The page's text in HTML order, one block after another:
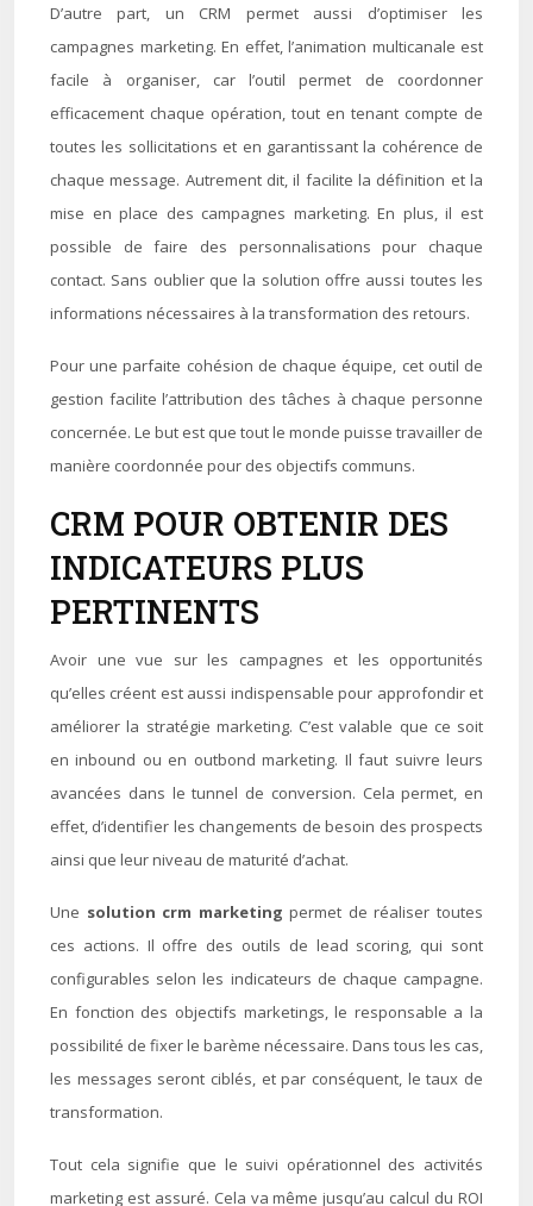
D’autre part, un CRM permet aussi d’optimiser les
campagnes marketing. En effet, l’animation multicanale est
facile à organiser, car l’outil permet de coordonner
efficacement chaque opération, tout en tenant compte de
toutes les sollicitations et en garantissant la cohérence de
chaque message. Autrement dit, il facilite la définition et la
mise en place des campagnes marketing. En plus, il est
possible de faire des personnalisations pour chaque
contact. Sans oublier que la solution offre aussi toutes les
informations nécessaires à la transformation des retours.
Pour une parfaite cohésion de chaque équipe, cet outil de
gestion facilite l’attribution des tâches à chaque personne
concernée. Le but est que tout le monde puisse travailler de
manière coordonnée pour des objectifs communs.
CRM POUR OBTENIR DES
INDICATEURS PLUS
PERTINENTS
Avoir une vue sur les campagnes et les opportunités
qu’elles créent est aussi indispensable pour approfondir et
améliorer la stratégie marketing. C’est valable que ce soit
en inbound ou en outbond marketing. Il faut suivre leurs
avancées dans le tunnel de conversion. Cela permet, en
effet, d’identifier les changements de besoin des prospects
ainsi que leur niveau de maturité d’achat.
Une solution crm marketing permet de réaliser toutes
ces actions. Il offre des outils de lead scoring, qui sont
configurables selon les indicateurs de chaque campagne.
En fonction des objectifs marketings, le responsable a la
possibilité de fixer le barème nécessaire. Dans tous les cas,
les messages seront ciblés, et par conséquent, le taux de
transformation.
Tout cela signifie que le suivi opérationnel des activités
marketing est assuré. Cela va même jusqu’au calcul du ROI